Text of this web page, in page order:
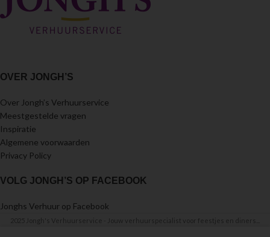
OVER JONGH’S
Over Jongh’s Verhuurservice
Meestgestelde vragen
Inspiratie
Algemene voorwaarden
Privacy Policy
VOLG JONGH’S OP FACEBOOK
Jonghs Verhuur op Facebook
2025 Jongh's Verhuurservice - Jouw verhuurspecialist voor feestjes en diners...